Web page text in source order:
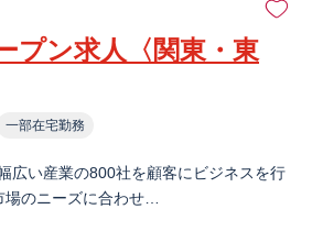
プン求人〈関東・東
一部在宅勤務
広い産業の800社を顧客にビジネスを行
のニーズに合わせ…